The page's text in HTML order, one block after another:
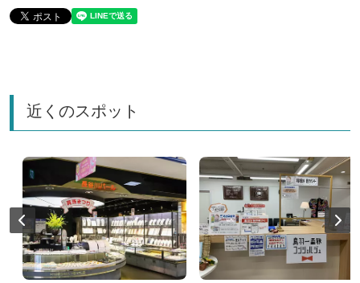
近くのスポット